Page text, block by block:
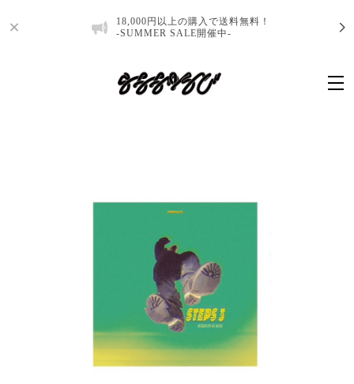
18,000円以上の購入で送料無料！
-SUMMER SALE開催中-